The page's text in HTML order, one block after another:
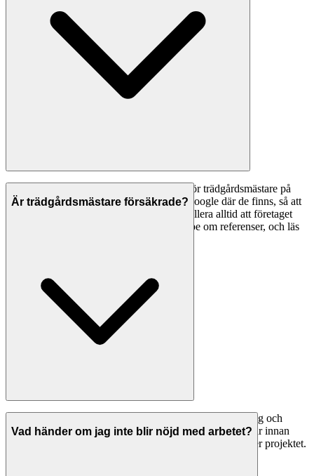
Ett bra första steg är att jämföra betyg — för trädgårdsmästare på
Svenska Hantverkare visar vi betyg från Google där de finns, så att
du kan se vad andra kunder tycker. Kontrollera alltid att företaget
har F-skattesedel och giltiga försäkringar, be om referenser, och läs
Är trädgårdsmästare försäkrade?
Seriösa trädgårdsmästare i Sala har både ansvarsförsäkring och
allriskförsäkring. Be alltid om bevis på giltiga försäkringar innan
arbetet påbörjas. Detta skyddar dig om något går fel under projektet.
Vad händer om jag inte blir nöjd med arbetet?